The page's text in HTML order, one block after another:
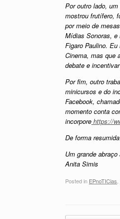
Por outro lado,
mostrou frutífero,
por meio de
Mídias Sonoras, e
Figaro Paulino.
Cinema, mas que
debate e
Por fim, outro
minicursos e do
Facebook,
momento conta
incorpore https://
De forma
Um grande abraço
Anita Simis
Posted in EPnoTICias,